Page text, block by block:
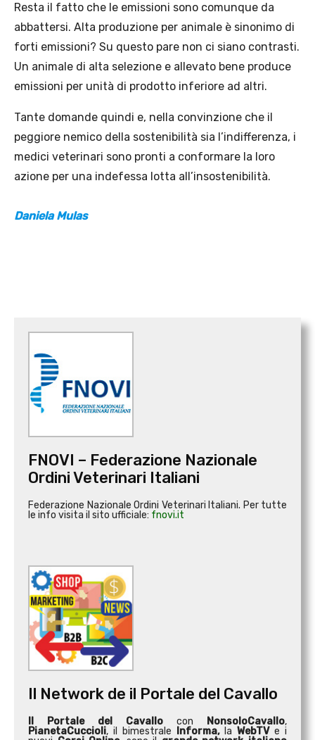
Resta il fatto che le emissioni sono comunque da
abbattersi. Alta produzione per animale è sinonimo di
forti emissioni? Su questo pare non ci siano contrasti.
Un animale di alta selezione e allevato bene produce
emissioni per unità di prodotto inferiore ad altri.
Tante domande quindi e, nella convinzione che il
peggiore nemico della sostenibilità sia l’indifferenza, i
medici veterinari sono pronti a conformare la loro
azione per una indefessa lotta all’insostenibilità.
Daniela Mulas
FNOVI – Federazione Nazionale
Ordini Veterinari Italiani
Federazione Nazionale Ordini Veterinari Italiani. Per tutte
le info visita il sito ufficiale: fnovi.it
Il Network de il Portale del Cavallo
Il Portale del Cavallo con NonsoloCavallo,
PianetaCuccioli, il bimestrale Informa,laWebTVe i